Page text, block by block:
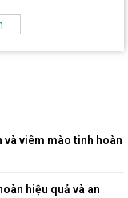
và viêm mào tinh hoàn
hiệu quả và an